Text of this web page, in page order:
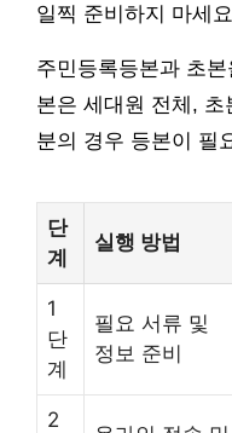
일찍 준비하지 마세
주민등록등본과 초
본은 세대원 전체,
분의 경우 등본이 필
단
계
실행 방법
1
단
계
필요 서류 및
정보 준비
2